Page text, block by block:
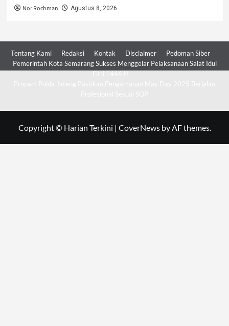
Nor Rochman Agustus 8, 2026
Tentang Kami Redaksi Kontak Disclaimer
Pedoman Siber
Pemerintah Kota Semarang Sukses Menggelar Pelaksanaan Salat Idul
Copyright © Harian Terkini | CoverNewsby AF themes.